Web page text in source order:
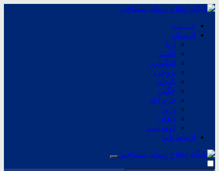
خــــانه
لرستان
ازنا
الشتر
الیگودرز
بروجرد
پلدختر
چگنی
خرم آباد
درود
دلفان
کوهدشت
ارتباط باما